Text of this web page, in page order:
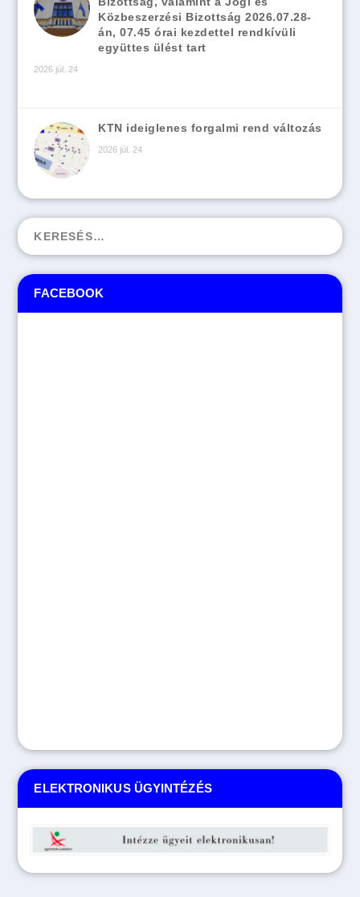
ELEKTRONIKUS ÜGYINTÉZÉS
FACEBOOK
Közbeszerzési Bizottság 2026.07.28-
án, 07.45 órai kezdettel rendkívüli
együttes ülést tart
2026 júl. 24
KTN ideiglenes forgalmi rend változás
2026 júl. 24